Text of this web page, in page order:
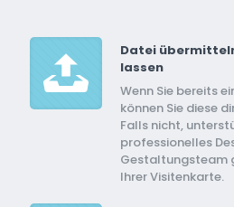
Datei
lassen
Wenn Sie bereits
können Sie diese
Falls nicht,
professionelles
Gestaltungsteam
Ihrer Visitenkarte.